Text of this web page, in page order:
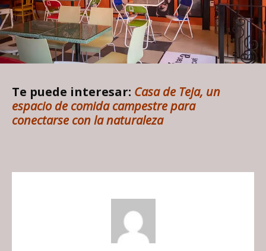
Te puede interesar: ​​Casa de Teja, un
espacio de comida campestre para
conectarse con la naturaleza